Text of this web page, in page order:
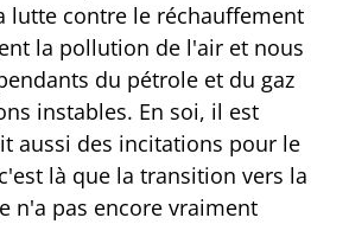
lutte contre le réchauffement
la pollution de l'air et nous
du pétrole et du gaz
instables. En soi, il est
aussi des incitations pour le
là que la transition vers la
n'a pas encore vraiment